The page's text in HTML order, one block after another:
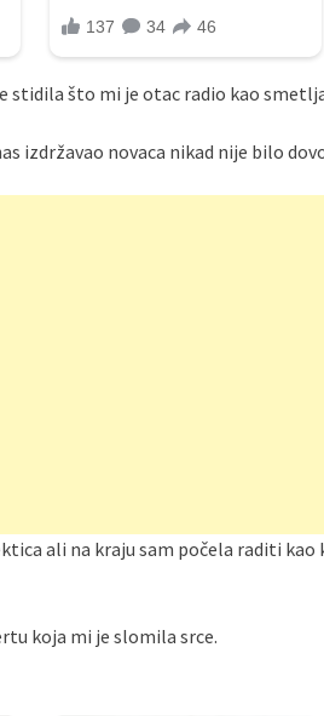
stidila što mi je otac radio kao
izdržavao novaca nikad nije bilo
ali na kraju sam počela raditi kao
koja mi je slomila srce.